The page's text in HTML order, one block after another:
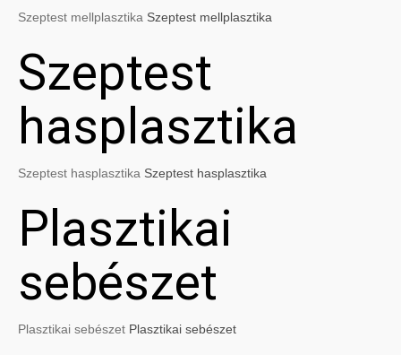
Szeptest mellplasztika Szeptest mellplasztika
Szeptest
hasplasztika
Szeptest hasplasztika Szeptest hasplasztika
Plasztikai
sebészet
Plasztikai sebészet Plasztikai sebészet